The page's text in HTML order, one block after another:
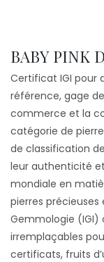
BABY PINK
Certificat IGI pour
référence, gage
commerce et la
catégorie de
de classification
leur authenticité
mondiale en
pierres précieuses
Gemmologie
irremplaçables
certificats, fruits